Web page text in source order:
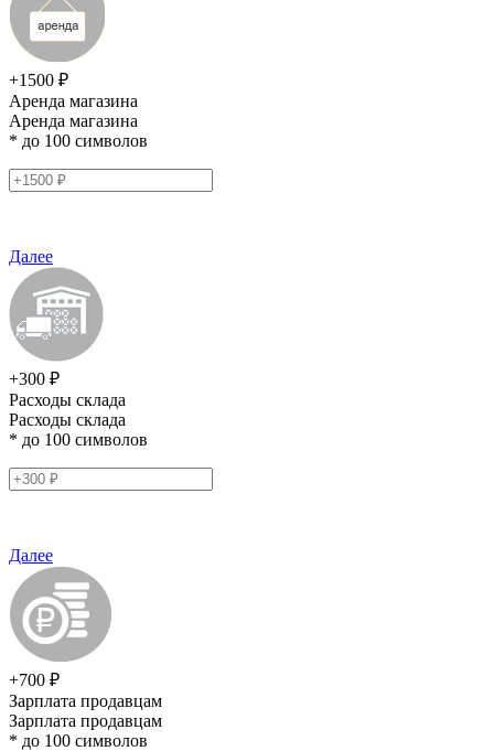
+1500 ₽
Аренда магазина
Аренда магазина
* до 100 символов
Далее
+300 ₽
Расходы склада
Расходы склада
* до 100 символов
Далее
+700 ₽
Зарплата продавцам
Зарплата продавцам
* до 100 символов